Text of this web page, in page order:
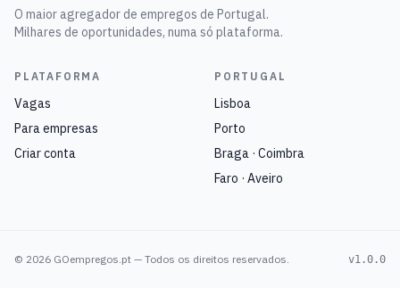
O maior agregador de empregos de Portugal.
Milhares de oportunidades, numa só plataforma.
PLATAFORMA
Vagas
Para empresas
Criar conta
PORTUGAL
Lisboa
Porto
Braga · Coimbra
Faro · Aveiro
© 2026 GOempregos.pt — Todos os direitos reservados. v1.0.0